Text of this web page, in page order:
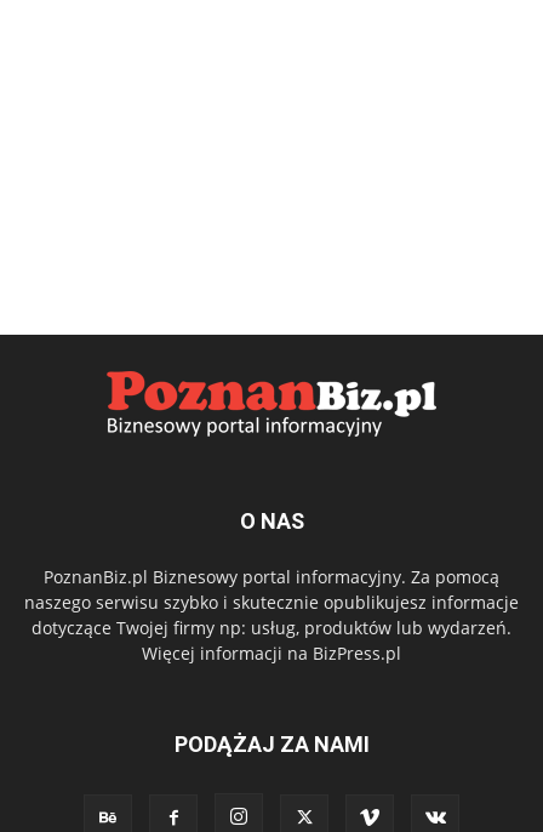
O NAS
PoznanBiz.pl Biznesowy portal informacyjny. Za pomocą
naszego serwisu szybko i skutecznie opublikujesz informacje
dotyczące Twojej firmy np: usług, produktów lub wydarzeń.
Więcej informacji na BizPress.pl
PODĄŻAJ ZA NAMI